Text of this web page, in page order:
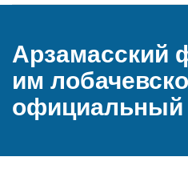
Арзамасский
им
официальный